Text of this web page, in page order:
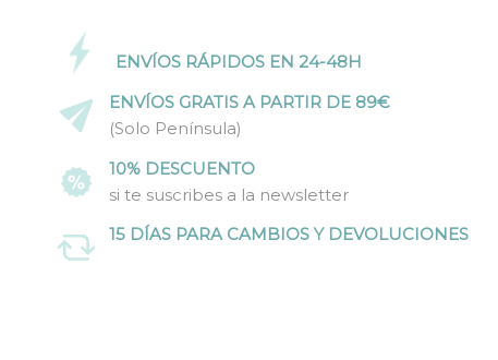
ENVÍOS RÁPIDOS EN 24-48H
ENVÍOS GRATIS A PARTIR DE 89€
(Solo Península)
10% DESCUENTO
si te suscribes a la newsletter
15 DÍAS PARA CAMBIOS Y DEVOLUCIONES